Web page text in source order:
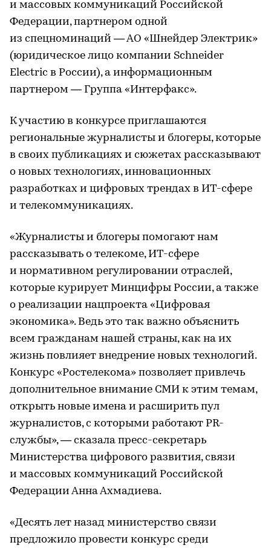
и массовых коммуникаций Российской
Федерации, партнером одной
из спецноминаций — АО «Шнейдер Электрик»
(юридическое лицо компании Schneider
Electric в России), а информационным
партнером — Группа «Интерфакс».
К участию в конкурсе приглашаются
региональные журналисты и блогеры, которые
в своих публикациях и сюжетах рассказывают
о новых технологиях, инновационных
разработках и цифровых трендах в ИТ-сфере
и телекоммуникациях.
«Журналисты и блогеры помогают нам
рассказывать о телекоме, ИТ-сфере
и нормативном регулировании отраслей,
которые курирует Минцифры России, а также
о реализации нацпроекта «Цифровая
экономика». Ведь это так важно объяснить
всем гражданам нашей страны, как на их
жизнь повлияет внедрение новых технологий.
Конкурс «Ростелекома» позволяет привлечь
дополнительное внимание СМИ к этим темам,
открыть новые имена и расширить пул
журналистов, с которыми работают PR-
службы», — сказала пресс-секретарь
Министерства цифрового развития, связи
и массовых коммуникаций Российской
Федерации Анна Ахмадиева.
«Десять лет назад министерство связи
предложило провести конкурс среди